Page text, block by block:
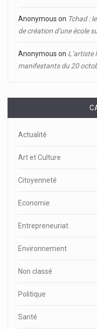
Anonymous on Tchad :
de création d’une école
Anonymous on L’artiste
manifestants du 20
Actualité
Art et Culture
Citoyenneté
Economie
Entrepreneuriat
Environnement
Non classé
Politique
Santé